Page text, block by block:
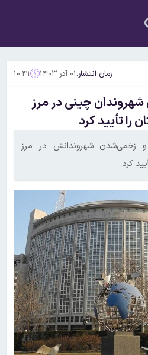
زمان انتشار:۰۱ آذر ۱۴۰۳ ۱۰:۴۱
چینی در مرز
را تأیید کرد
زخمی‌شدن شهروندانش در مرز
کرد.